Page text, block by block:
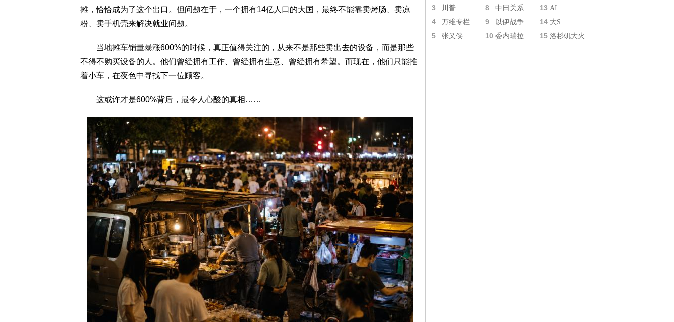
摊，恰恰成为了这个出口。但问题在于，一个拥有14亿人口的大国，最终不能靠卖烤肠、卖凉
粉、卖手机壳来解决就业问题。
当地摊车销量暴涨600%的时候，真正值得关注的，从来不是那些卖出去的设备，而是那些
不得不购买设备的人。他们曾经拥有工作、曾经拥有生意、曾经拥有希望。而现在，他们只能推
着小车，在夜色中寻找下一位顾客。
这或许才是600%背后，最令人心酸的真相……
3 川普 8 中日关系 13 AI
4 万维专栏 9 以伊战争 14 大S
5 张又侠 10 委内瑞拉 15 洛杉矶大火